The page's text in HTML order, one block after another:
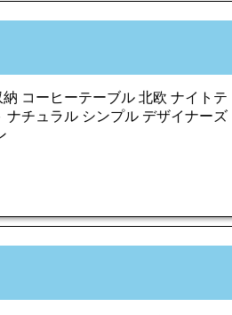
コーヒーテーブル 北欧 ナイトテ
ナチュラル シンプル デザイナーズ